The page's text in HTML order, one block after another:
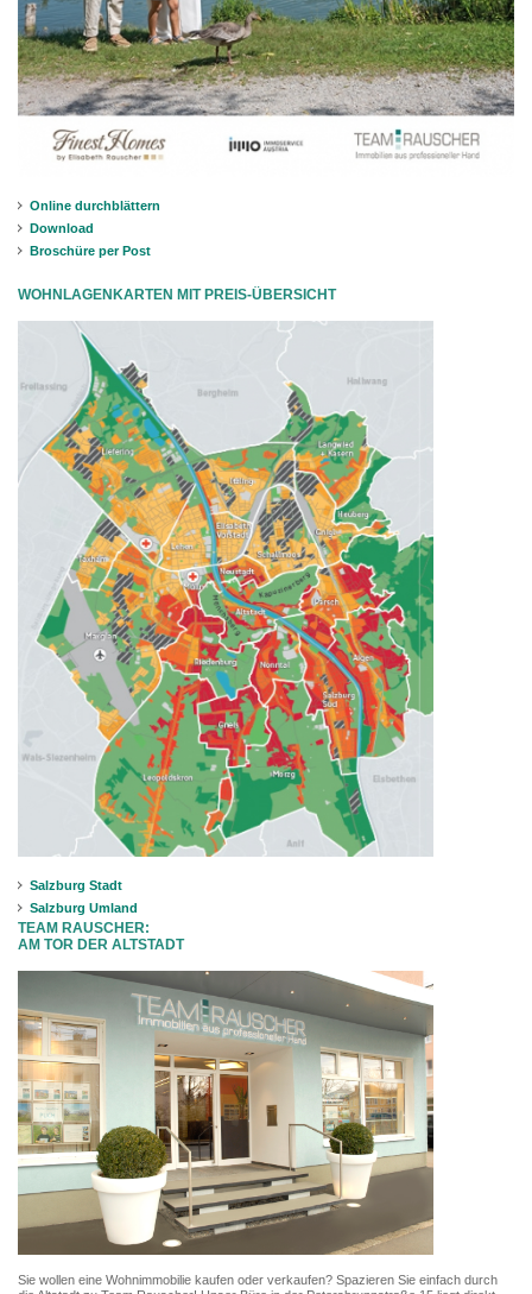
Online durchblättern
Download
Broschüre per Post
WOHNLAGENKARTEN MIT PREIS-ÜBERSICHT
Salzburg Stadt
Salzburg Umland
TEAM RAUSCHER:
AM TOR DER ALTSTADT
Sie wollen eine Wohnimmobilie kaufen oder verkaufen? Spazieren Sie einfach durch